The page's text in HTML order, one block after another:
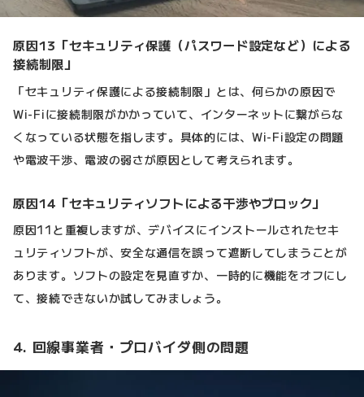
原因13「セキュリティ保護（パスワード設定など）による
接続制限」
「セキュリティ保護による接続制限」とは、何らかの原因で
Wi-Fiに接続制限がかかっていて、インターネットに繋がらな
くなっている状態を指します。具体的には、Wi-Fi設定の問題
や電波干渉、電波の弱さが原因として考えられます。
原因14「セキュリティソフトによる干渉やブロック」
原因11と重複しますが、デバイスにインストールされたセキ
ュリティソフトが、安全な通信を誤って遮断してしまうことが
あります。ソフトの設定を見直すか、一時的に機能をオフにし
て、接続できないか試してみましょう。
4. 回線事業者・プロバイダ側の問題